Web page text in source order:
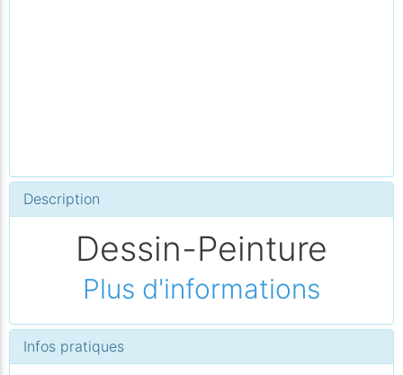
Description
Dessin-Peinture
Plus d'informations
Infos pratiques